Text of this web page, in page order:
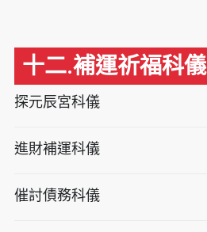
十二.補運祈福科儀
探元辰宮科儀
進財補運科儀
催討債務科儀